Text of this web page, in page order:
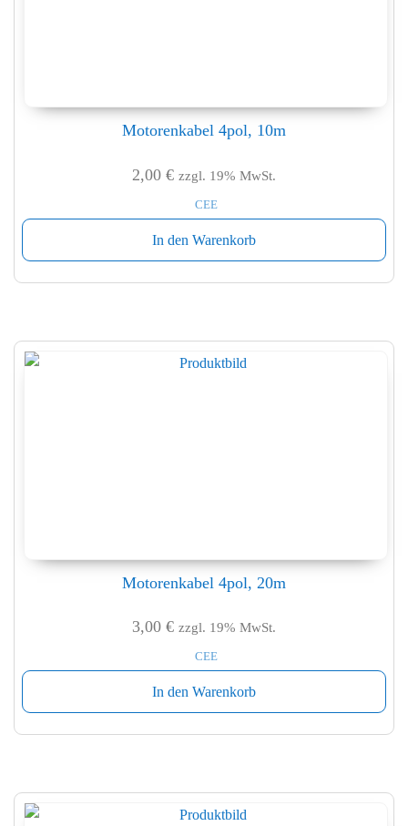
Motorenkabel 4pol, 10m
2,00 € zzgl. 19% MwSt.
CEE
In den Warenkorb
Motorenkabel 4pol, 20m
3,00 € zzgl. 19% MwSt.
CEE
In den Warenkorb